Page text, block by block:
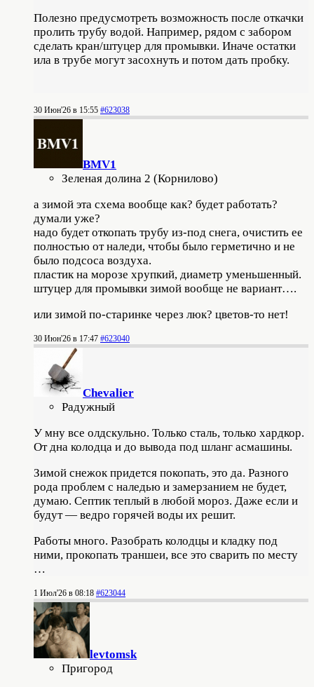
Полезно предусмотреть возможность после откачки
пролить трубу водой. Например, рядом с забором
сделать кран/штуцер для промывки. Иначе остатки
ила в трубе могут засохнуть и потом дать пробку.
30 Июн'26 в 15:55 #623038
BMV1
Зеленая долина 2 (Корнилово)
а зимой эта схема вообще как? будет работать?
думали уже?
надо будет откопать трубу из-под снега, очистить ее
полностью от наледи, чтобы было герметично и не
было подсоса воздуха.
пластик на морозе хрупкий, диаметр уменьшенный.
штуцер для промывки зимой вообще не вариант….
или зимой по-старинке через люк? цветов-то нет!
30 Июн'26 в 17:47 #623040
Chevalier
Радужный
У мну все олдскульно. Только сталь, только хардкор.
От дна колодца и до вывода под шланг асмашины.
Зимой снежок придется покопать, это да. Разного
рода проблем с наледью и замерзанием не будет,
думаю. Септик теплый в любой мороз. Даже если и
будут — ведро горячей воды их решит.
Работы много. Разобрать колодцы и кладку под
ними, прокопать траншеи, все это сварить по месту
…
1 Июл'26 в 08:18 #623044
levtomsk
Пригород